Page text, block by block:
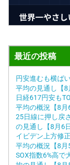
最近の投稿
円安進むも横ば
平均の見通し【8
日経617円安も
平均の概況【8月
25日線に押し戻
の見通し【8月6日
イビデン上方修
平均の概況【8月
SOX指数6%高で